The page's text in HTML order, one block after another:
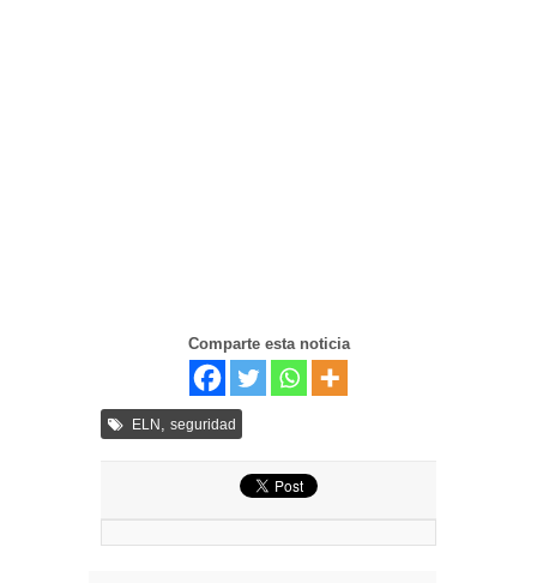
Comparte esta noticia
ELN seguridad